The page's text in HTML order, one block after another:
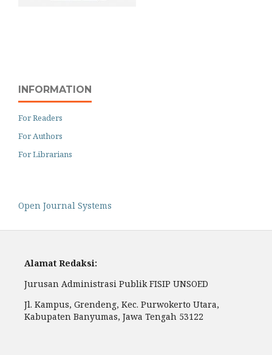
INFORMATION
For Readers
For Authors
For Librarians
Open Journal Systems
Alamat Redaksi:
Jurusan Administrasi Publik FISIP UNSOED
Jl. Kampus, Grendeng, Kec. Purwokerto Utara,
Kabupaten Banyumas, Jawa Tengah 53122